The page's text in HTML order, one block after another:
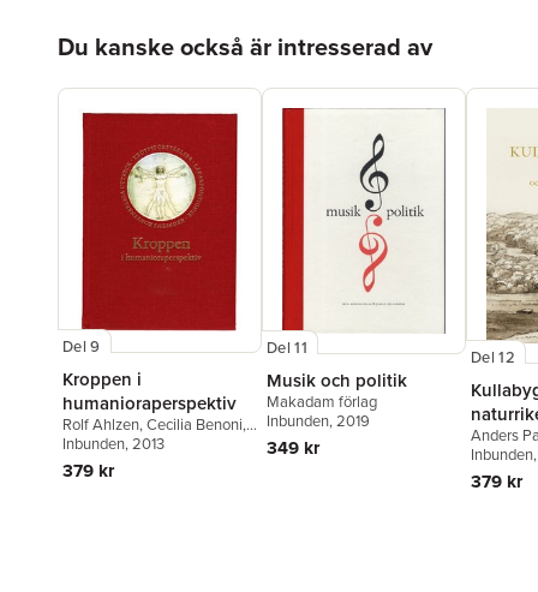
Petersson,Margareta
Ola Sigurdson,Johan
Svenaeus,Fredrik Ullén,
Torsten Weimarck
Jonatan
Wistrand
Du kanske också är intresserad av
Del 9
Kroppen i
humanioraperspektiv
Rolf Ahlzen,Cecilia Benoni,
Katarina Bernhardsson
Danielsen
Martine Cardel Gertsen
Inbunden, 2013
379 kr
Del 11
Musik och politik
Makadam förlag
Inbunden, 2019
349 kr
Del 12
Anders
Stenström
Inbunden
379 kr